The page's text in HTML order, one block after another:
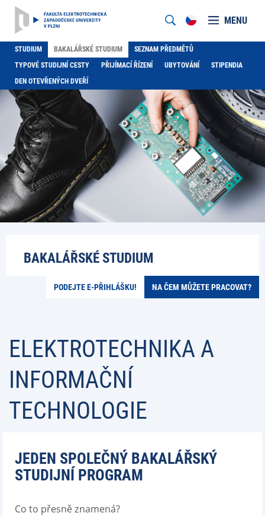
MENU
STUDIUM BAKALÁŘSKÉ STUDIUM
SEZNAM PŘEDMĚTŮ
TYPOVÉ STUDIJNÍ CESTY
PŘIJÍMACÍ ŘÍZENÍ UBYTOVÁNÍ
STIPENDIA
DEN OTEVŘENÝCH DVEŘÍ
BAKALÁŘSKÉ STUDIUM
NA ČEM MŮŽETE PRACOVAT?
PODEJTE E-PŘIHLÁŠKU!
ELEKTROTECHNIKA A
INFORMAČNÍ
TECHNOLOGIE
JEDEN SPOLEČNÝ BAKALÁŘSKÝ
STUDIJNÍ PROGRAM
Co to přesně znamená?